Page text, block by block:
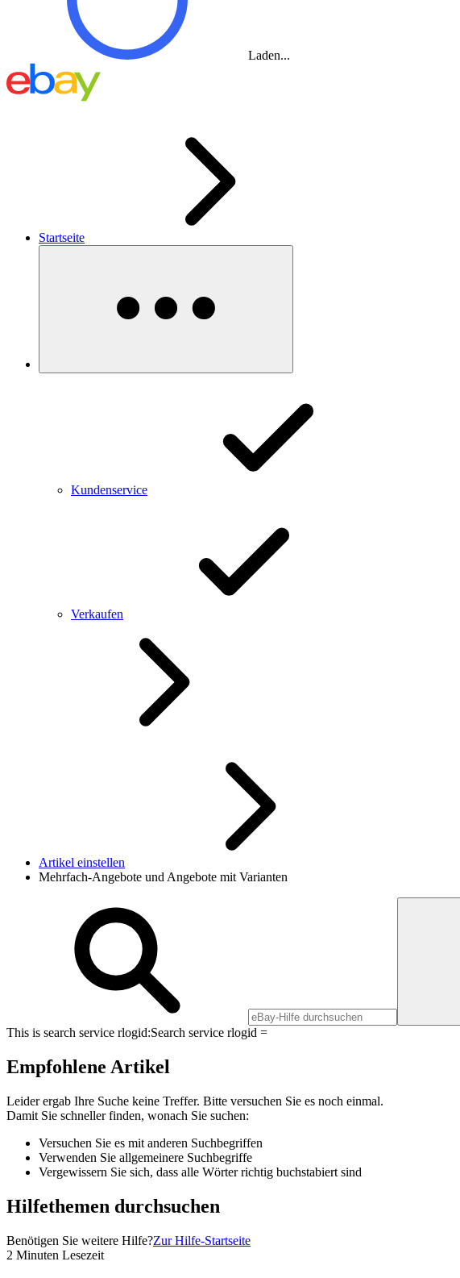
Laden...
Startseite
Kundenservice
Verkaufen
Artikel einstellen
Mehrfach-Angebote und Angebote mit Varianten
This is search service rlogid:Search service rlogid =
Empfohlene Artikel
Leider ergab Ihre Suche keine Treffer. Bitte versuchen Sie es noch einmal.
Damit Sie schneller finden, wonach Sie suchen:
Versuchen Sie es mit anderen Suchbegriffen
Verwenden Sie allgemeinere Suchbegriffe
Vergewissern Sie sich, dass alle Wörter richtig buchstabiert sind
Hilfethemen durchsuchen
Benötigen Sie weitere Hilfe?Zur Hilfe-Startseite
2 Minuten Lesezeit